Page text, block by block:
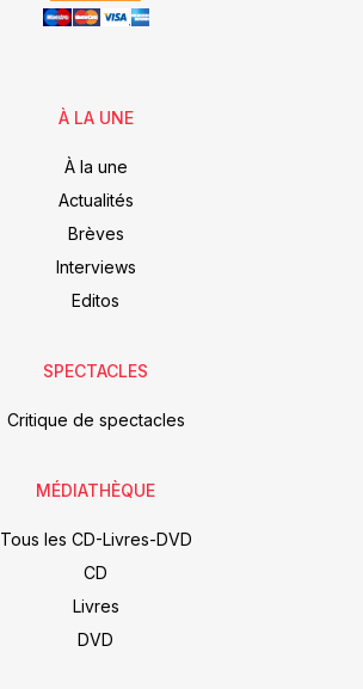
À LA UNE
À la une
Actualités
Brèves
Interviews
Editos
SPECTACLES
Critique de spectacles
MÉDIATHÈQUE
Tous les CD-Livres-DVD
CD
Livres
DVD